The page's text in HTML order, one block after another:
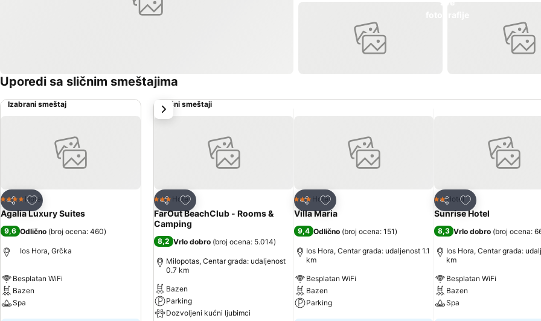
Uporedi sa sličnim smeštajima
Izabrani smeštaj
Deli
Dodati u favorite
4 Zvezdice
Hotel
Agalia Luxury Suites
9,6 Odlično (broj ocena: 460)
Ios Hora, Grčka
Besplatan WiFi
Bazen
Spa
Slični smeštaji
Deli
Dodati u favorite
3 Zvezdice
Hotel
FarOut BeachClub - Rooms &
Camping
8,2 Vrlo dobro (broj ocena: 5.014)
Milopotas, Centar grada: udaljenost
0.7 km
Bazen
Parking
Dozvoljeni kućni ljubimci
Deli
Dodati u favorite
3 Zvezdice
Hotel
Villa Maria
9,4 Odlično (broj ocena: 151)
Ios Hora, Centar grada: udaljenost 1.1
km
Besplatan WiFi
Bazen
Parking
Deli
Dodati u favorite
2 Zvezdice
Hotel
Sunrise Hotel
8,3 Vrlo dobro (broj ocena:
Ios Hora, Centar grada:
km
Besplatan WiFi
Bazen
Spa
sledeće